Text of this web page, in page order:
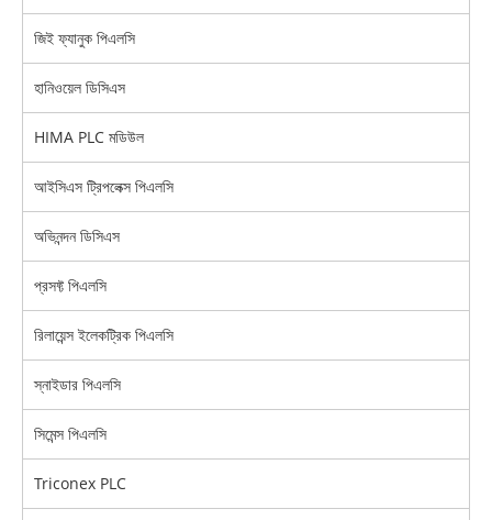
জিই ফ্যানুক পিএলসি
হানিওয়েল ডিসিএস
HIMA PLC মডিউল
আইসিএস ট্রিপলেক্স পিএলসি
অভিনন্দন ডিসিএস
প্রসফ্ট পিএলসি
রিলায়েন্স ইলেকট্রিক পিএলসি
স্নাইডার পিএলসি
সিমেন্স পিএলসি
Triconex PLC